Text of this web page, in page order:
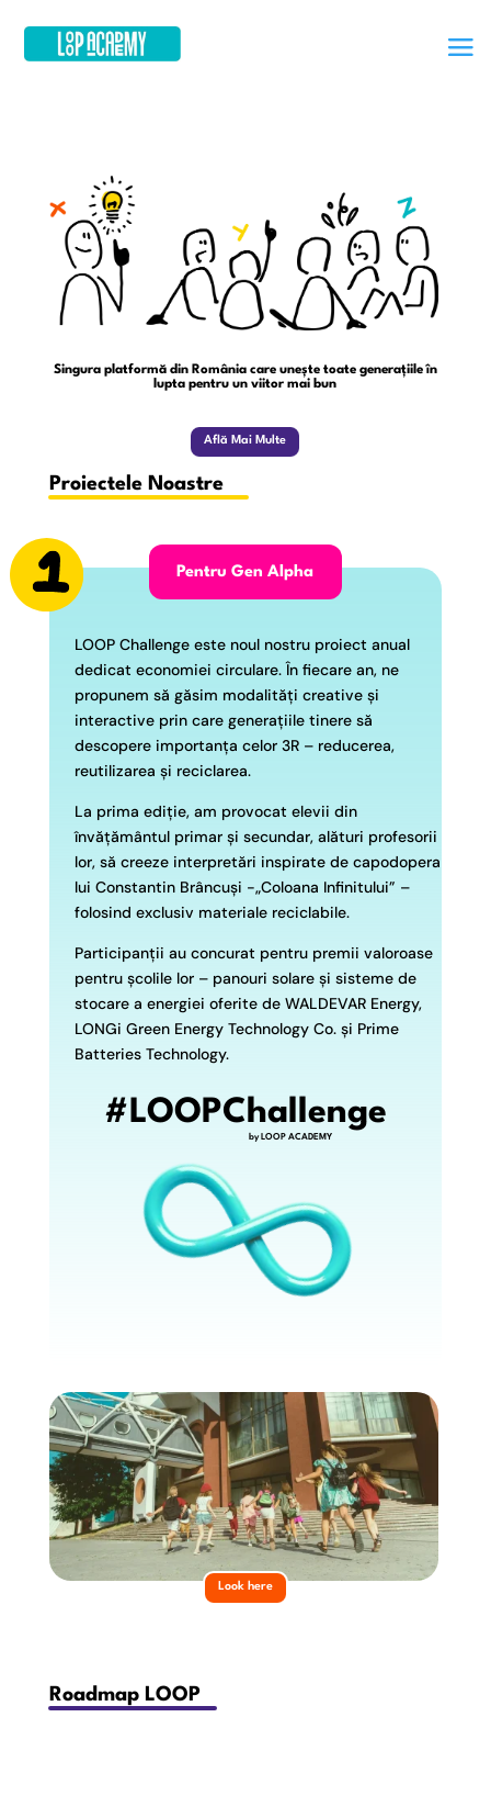
Singura platformă din România care unește toate generațiile în
lupta pentru un viitor mai bun
Află Mai Multe
Proiectele Noastre
Pentru Gen Alpha
LOOP Challenge este noul nostru proiect anual
dedicat economiei circulare. În fiecare an, ne
propunem să găsim modalități creative și
interactive prin care generațiile tinere să
descopere importanța celor 3R – reducerea,
reutilizarea și reciclarea.
La prima ediție, am provocat elevii din
învățământul primar și secundar, alături profesorii
lor, să creeze interpretări inspirate de capodopera
lui Constantin Brâncuși -„Coloana Infinitului” –
folosind exclusiv materiale reciclabile.
Participanții au concurat pentru premii valoroase
pentru școlile lor – panouri solare și sisteme de
stocare a energiei oferite de WALDEVAR Energy,
LONGi Green Energy Technology Co. și Prime
Batteries Technology.
#LOOPChallenge
by LOOP ACADEMY
Look here
Roadmap LOOP